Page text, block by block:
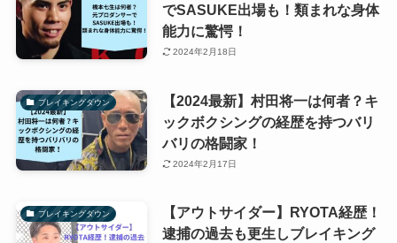
でSASUKE出場も！類まれな身体
能力に驚愕！
2024年2月18日
ブレイキングダウン
【2024最新】村田将一は何者？キ
ックボクシングの経歴を持つバリ
バリの格闘家！
2024年2月17日
ブレイキングダウン
【アウトサイダー】RYOTA経歴！
逮捕の過去も更生しブレイキング